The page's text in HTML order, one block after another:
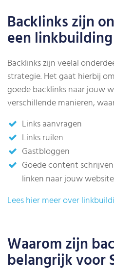
Backlinks zijn
een
Backlinks zijn veelal
strategie. Het gaat hierbij
goede backlinks naar jouw
verschillende manieren,
Links aanvragen
Links ruilen
Gastbloggen
Goede content
linken naar jouw
Lees hier meer over
Waarom zijn
belangrijk voor